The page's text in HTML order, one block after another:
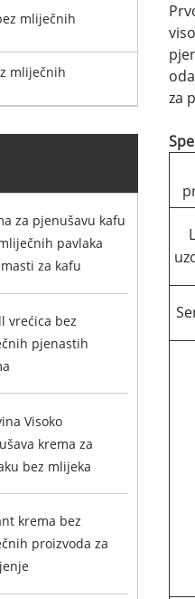
mliječnih
mliječnih
za pjenušavu kafu
pavlaka
za kafu
vrećica bez
pjenastih
Visoko
krema za
bez mlijeka
krema bez
proizvoda za
za